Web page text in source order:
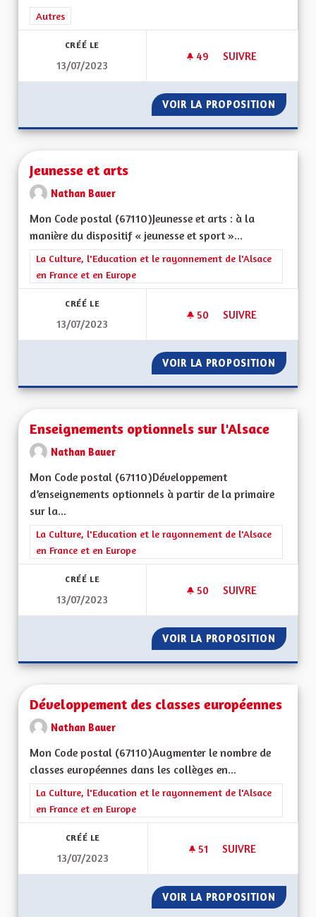
Filtrer les résultats de la catégorie : Autres
Autres
CRÉÉ LE
13/07/2023
49 49 ABONNÉS
SUIVRE
VOIR LA PROPOSITION POUR
Jeunesse et arts
Nathan Bauer
Mon Code postal (67110)Jeunesse et arts : à la
manière du dispositif « jeunesse et sport »...
Filtrer les résultats de la catégorie : La Culture, l'Education et
La Culture, l'Education et le rayonnement de l'Alsace
en France et en Europe
CRÉÉ LE
13/07/2023
50 50 ABONNÉS
SUIVRE
VOIR LA PROPOSITION
Enseignements optionnels sur l'Alsace
Nathan Bauer
Mon Code postal (67110)Développement
d’enseignements optionnels à partir de la primaire
sur la...
Filtrer les résultats de la catégorie : La Culture, l'Education et
La Culture, l'Education et le rayonnement de l'Alsace
en France et en Europe
CRÉÉ LE
13/07/2023
50 50 ABONNÉS
SUIVRE
VOIR LA PROPOSITION
Développement des classes européennes
Nathan Bauer
Mon Code postal (67110)Augmenter le nombre de
classes européennes dans les collèges en...
Filtrer les résultats de la catégorie : La Culture, l'Education et
La Culture, l'Education et le rayonnement de l'Alsace
en France et en Europe
CRÉÉ LE
13/07/2023
51 51 ABONNÉS
SUIVRE
VOIR LA PROPOSITION